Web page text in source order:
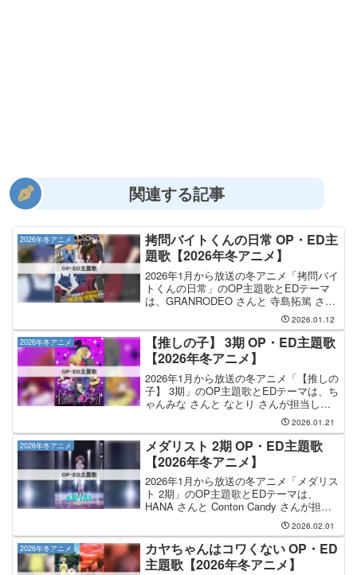
関連する記事
2026年冬アニメ
拷問バイトくんの日常 OP・ED主
題歌【2026年冬アニメ】
2026年1月から放送の冬アニメ「拷問バイ
トくんの日常」のOP主題歌とEDテーマ
は、GRANRODEO さんと 寺島拓篤 さん
GRANRODEO さんが担当し、OP主題歌
のタイトルは「GO GO PARADISE...
2026.01.12
2026年冬アニメ
【推しの子】 3期 OP・ED主題歌
【2026年冬アニメ】
2026年1月から放送の冬アニメ「【推しの
子】 3期」のOP主題歌とEDテーマは、ち
ゃんみな さんと なとり さんが担当しま
す。OP主題歌を手掛けるのは ちゃんみ
な さんで、そのOP主題歌のタイトルは
「TEST ME」になります。EDテーマ...
2026.01.21
2026年冬アニメ
メダリスト 2期 OP・ED主題歌
【2026年冬アニメ】
2026年1月から放送の冬アニメ「メダリス
ト 2期」のOP主題歌とEDテーマは、
HANA さんと Conton Candy さんが担当
します。OP主題歌の担当はHANAさん
で、曲名は「Cold Night」です。HANA さ
んのCDは、20...
2026.02.01
2026年冬アニメ
カヤちゃんはコワくない OP・ED
主題歌【2026年冬アニメ】